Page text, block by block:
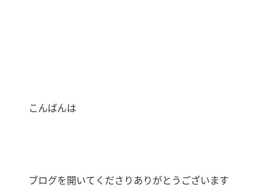
こんばんは
ブログを開いてくださりありがとうございます